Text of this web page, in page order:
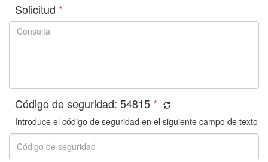
Solicitud *
Código de seguridad: 54815 *
Introduce el código de seguridad en el siguiente campo de texto